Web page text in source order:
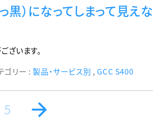
）になってしまって見えな
ざいます。
ゴリー :製品・サービス別 , GCC S400
5